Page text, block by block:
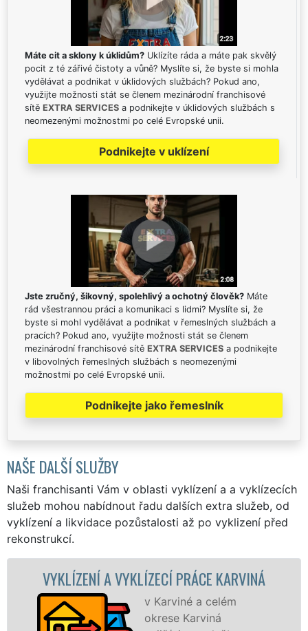
Máte cit a sklony k úklidům? Uklízíte ráda a máte pak skvělý
pocit z té zářivé čistoty a vůně? Myslíte si, že byste si mohla
vydělávat a podnikat v úklidových službách? Pokud ano,
využijte možnosti stát se členem mezinárodní franchisové
sítě EXTRA SERVICES a podnikejte v úklidových službách s
neomezenými možnostmi po celé Evropské unii.
Podnikejte v uklízení
Jste zručný, šikovný, spolehlivý a ochotný člověk? Máte
rád všestrannou práci a komunikaci s lidmi? Myslíte si, že
byste si mohl vydělávat a podnikat v řemeslných službách a
pracích? Pokud ano, využijte možnosti stát se členem
mezinárodní franchisové sítě EXTRA SERVICES a podnikejte
v libovolných řemeslných službách s neomezenými
možnostmi po celé Evropské unii.
Podnikejte jako řemeslník
NAŠE DALŠÍ SLUŽBY
Naši franchisanti Vám v oblasti vyklízení a a vyklízecích
služeb mohou nabídnout řadu dalších extra služeb, od
vyklízení a likvidace pozůstalosti až po vyklizení před
rekonstrukcí.
A VYKLÍZECÍ PRÁCE KARVINÁ
v Karviné a celém
okrese Karviná